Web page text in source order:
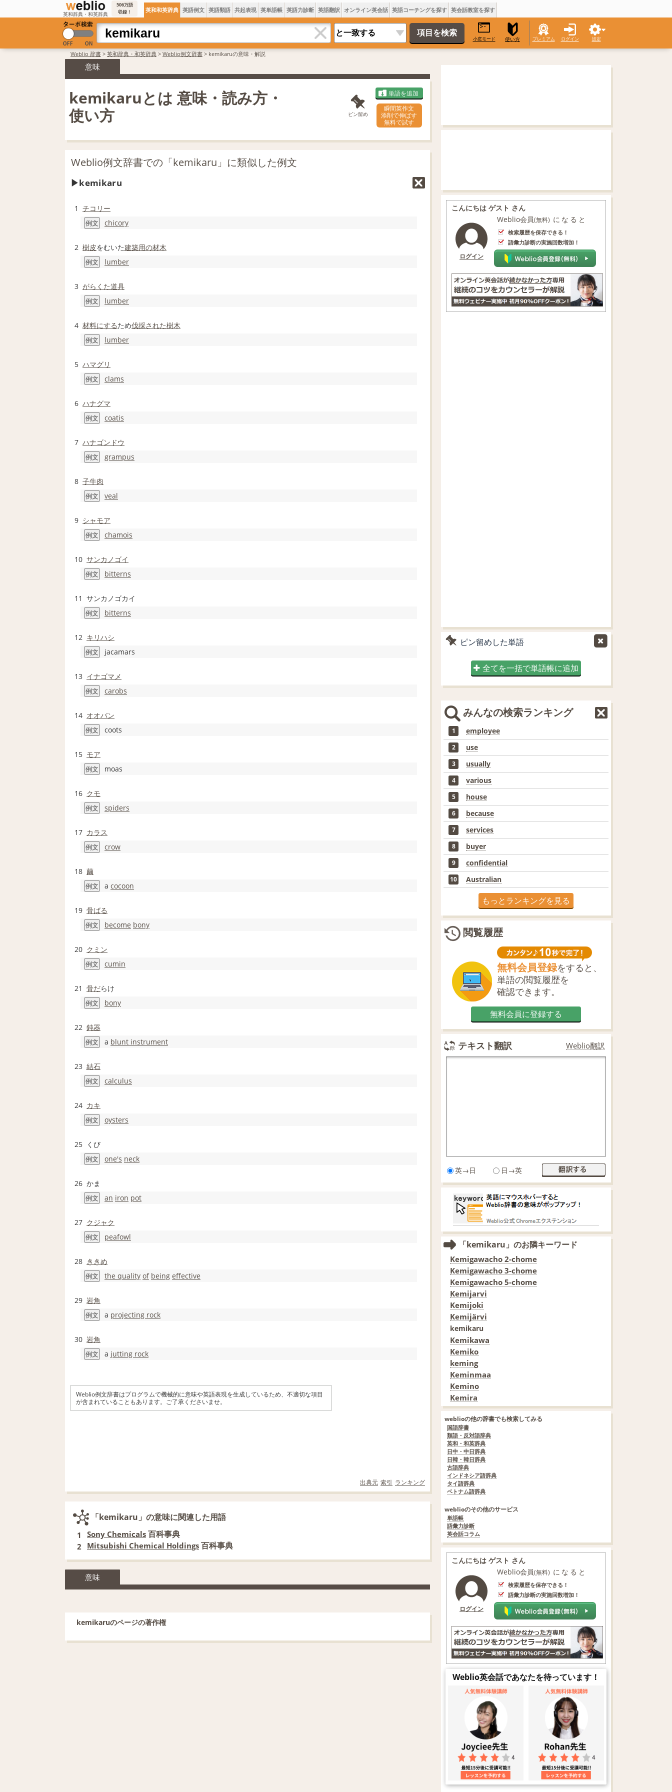
英和辞典・和英辞典
506万語
収録！
英和和英辞典 英語例文 英語類語 共起表現 英単語帳 英語力診断 英語翻訳 オンライン英会話 英語コーチングを探す 英会話教室を探す
小窓モード 使い方 プレミアム ログイン 設定
Weblio 辞書 > 英和辞典・和英辞典 > Weblio例文辞書 > kemikaruの意味・解説
意味
kemikaruとは 意味・読み方・
使い方
ピン留め
単語を追加
瞬間英作文
添削で伸ばす
無料で試す
Weblio例文辞書での「kemikaru」に類似した例文
kemikaru
1 チコリー
例文 chicory
2 樹皮をむいた建築用の材木
例文 lumber
3 がらくた道具
例文 lumber
4 材料にするため伐採された樹木
例文 lumber
5 ハマグリ
例文 clams
6 ハナグマ
例文 coatis
7 ハナゴンドウ
例文 grampus
8 子牛肉
例文 veal
9 シャモア
例文 chamois
10 サンカノゴイ
例文 bitterns
11 サンカノゴカイ
例文 bitterns
12 キリハシ
例文 jacamars
13 イナゴマメ
例文 carobs
14 オオバン
例文 coots
15 モア
例文 moas
16 クモ
例文 spiders
17 カラス
例文 crow
18 繭
例文 a cocoon
19 骨ばる
例文 become bony
20 クミン
例文 cumin
21 骨だらけ
例文 bony
22 鈍器
例文 a blunt instrument
23 結石
例文 calculus
24 カキ
例文 oysters
25 くび
例文 one's neck
26 かま
例文 an iron pot
27 クジャク
例文 peafowl
28 ききめ
例文 the quality of being effective
29 岩角
例文 a projecting rock
30 岩角
例文 a jutting rock
Weblio例文辞書はプログラムで機械的に意味や英語表現を生成しているため、不適切な項目
が含まれていることもあります。ご了承くださいませ。
出典元 索引 ランキング
「kemikaru」の意味に関連した用語
1 Sony Chemicals 百科事典
2 Mitsubishi Chemical Holdings 百科事典
意味
kemikaruのページの著作権
こんにちは ゲスト さん
ログイン
Weblio会員(無料) になると
検索履歴を保存できる！
語彙力診断の実施回数増加！
ピン留めした単語
全てを一括で単語帳に追加
みんなの検索ランキング
1 employee
2 use
3 usually
4 various
5 house
6 because
7 services
8 buyer
9 confidential
10 Australian
もっとランキングを見る
閲覧履歴
無料会員登録をすると、
単語の閲覧履歴を
確認できます。
無料会員に登録する
テキスト翻訳 Weblio翻訳
英→日 日→英
「kemikaru」のお隣キーワード
Kemigawacho 2-chome
Kemigawacho 3-chome
Kemigawacho 5-chome
Kemijarvi
Kemijoki
Kemijärvi
kemikaru
Kemikawa
Kemiko
keming
Keminmaa
Kemino
Kemira
weblioの他の辞書でも検索してみる
国語辞書
類語・反対語辞典
英和・和英辞典
日中・中日辞典
日韓・韓日辞典
古語辞典
インドネシア語辞典
タイ語辞典
ベトナム語辞典
weblioのその他のサービス
単語帳
語彙力診断
英会話コラム
こんにちは ゲスト さん
ログイン
Weblio会員(無料) になると
検索履歴を保存できる！
語彙力診断の実施回数増加！
Weblio英会話であなたを待っています！